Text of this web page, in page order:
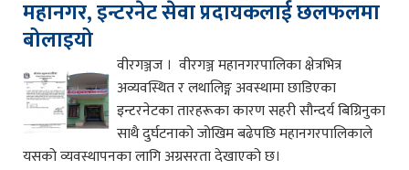
महानगर, इन्टरनेट सेवा प्रदायकलाई छलफलमा
बोलाइयो
वीरगञ्जज । वीरगञ्ज महानगरपालिका क्षेत्रभित्र
अव्यवस्थित र लथालिङ्ग अवस्थामा छाडिएका
इन्टरनेटका तारहरूका कारण सहरी सौन्दर्य बिग्रिनुका
साथै दुर्घटनाको जोखिम बढेपछि महानगरपालिकाले
यसको व्यवस्थापनका लागि अग्रसरता देखाएको छ।